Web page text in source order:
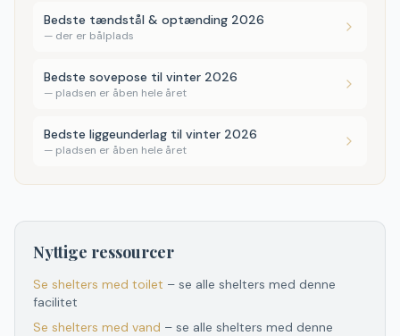
Bedste tændstål & optænding 2026
— der er bålplads
Bedste sovepose til vinter 2026
— pladsen er åben hele året
Bedste liggeunderlag til vinter 2026
— pladsen er åben hele året
Nyttige ressourcer
Se shelters med toilet – se alle shelters med denne
facilitet
Se shelters med vand – se alle shelters med denne